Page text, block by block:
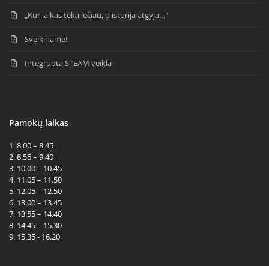
„Kur laikas teka lėčiau, o istorija atgyja…“
Sveikiname!
Integruota STEAM veikla
Pamokų laikas
1. 8.00 – 8.45
2. 8.55 – 9.40
3. 10.00 – 10.45
4. 11.05 – 11.50
5. 12.05 – 12.50
6. 13.00 – 13.45
7. 13.55 – 14.40
8. 14.45 – 15.30
9. 15.35 - 16.20